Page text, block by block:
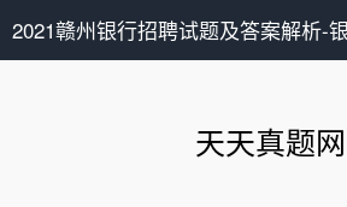
2021赣州银行招聘试题及答案解析-
天天真题网